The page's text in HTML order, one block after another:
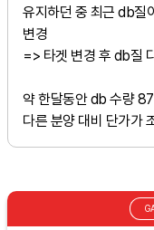
유지하던 중 최근 db질
변경
=> 타겟 변경 후 db질
약 한달동안 db 수량
다른 분양 대비 단가가